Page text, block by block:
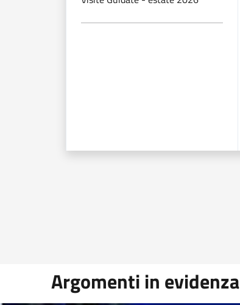
Argomenti in evidenza